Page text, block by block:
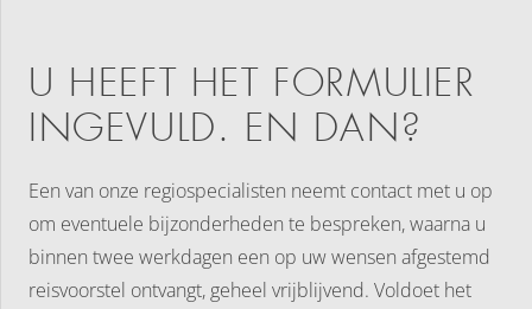
U HEEFT HET FORMULIER
INGEVULD. EN DAN?
Een van onze regiospecialisten neemt contact met u op
om eventuele bijzonderheden te bespreken, waarna u
binnen twee werkdagen een op uw wensen afgestemd
reisvoorstel ontvangt, geheel vrijblijvend. Voldoet het